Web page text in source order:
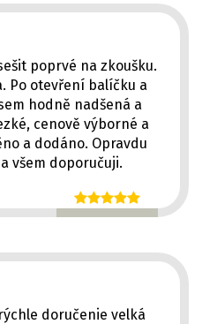
poprvé na zkoušku.
Po otevření balíčku a
hodně nadšená a
cenově výborné a
a dodáno. Opravdu
všem doporučuji.
doručenie velká